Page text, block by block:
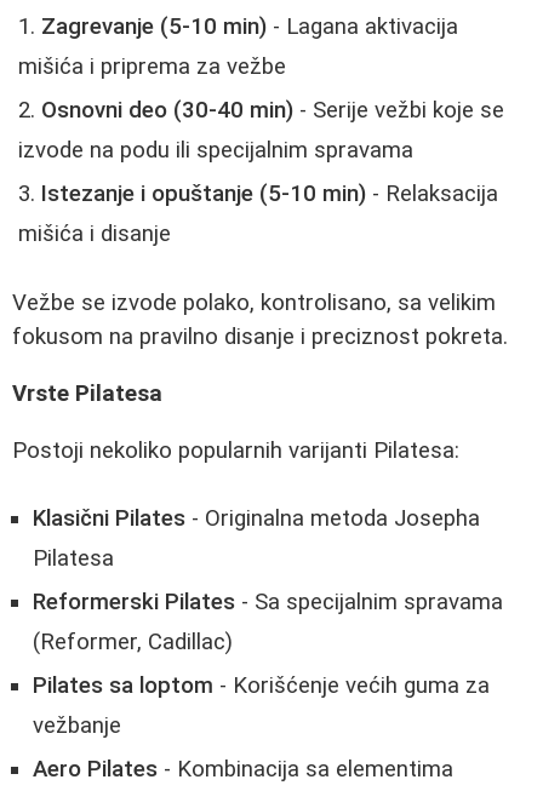
Zagrevanje (5-10 min) - Lagana aktivacija
mišića i priprema za vežbe
Osnovni deo (30-40 min) - Serije vežbi koje se
izvode na podu ili specijalnim spravama
Istezanje i opuštanje (5-10 min) - Relaksacija
mišića i disanje
Vežbe se izvode polako, kontrolisano, sa velikim
fokusom na pravilno disanje i preciznost pokreta.
Vrste Pilatesa
Postoji nekoliko popularnih varijanti Pilatesa:
Klasični Pilates - Originalna metoda Josepha
Pilatesa
Reformerski Pilates - Sa specijalnim spravama
(Reformer, Cadillac)
Pilates sa loptom - Korišćenje većih guma za
vežbanje
Aero Pilates - Kombinacija sa elementima